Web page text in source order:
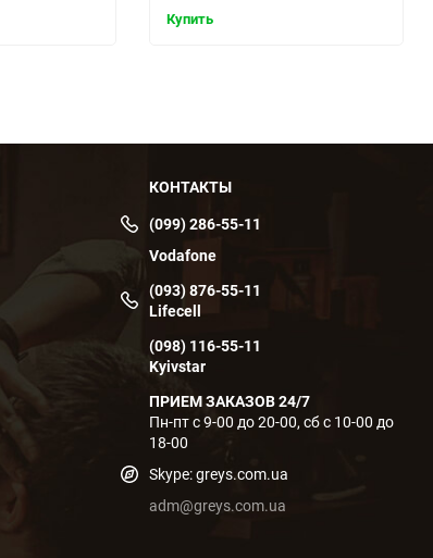
Купить
КОНТАКТЫ
(099) 286-55-11
Vodafone
(093) 876-55-11
Lifecell
(098) 116-55-11
Kyivstar
ПРИЕМ ЗАКАЗОВ 24/7
Пн-пт с 9-00 до 20-00, сб с 10-00 до
18-00
Skype: greys.com.ua
adm@greys.com.ua